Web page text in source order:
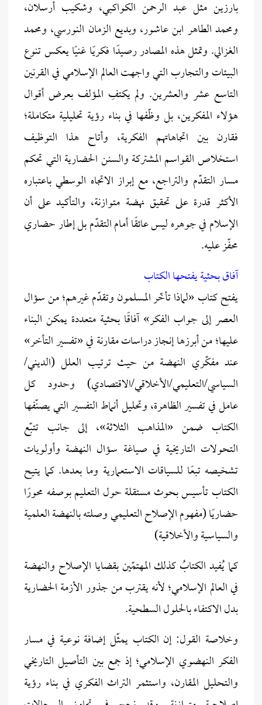
بارزين مثل عبد الرحمن الكواكبي، وشكيب أرسلان،
ومحمد الطاهر ابن عاشور، وبديع الزمان النورسي، ومحمد
الغزالي. وتمثل هذه المصادر رصيدًا فكريًا غنيًا يعكس تنوع
البيئات والتجارب التي واجهت العالم الإسلامي في القرنين
التاسع عشر والعشرين. ولم يكتفِ المؤلف بعرض أقوال
هؤلاء المفكرين، بل وظّفها في بناء رؤية تحليلية متكاملة؛
فقارن بين اتجاهاتهم الفكرية، وأتاح هذا التوظيف
استخلاص القواسم المشتركة والسنن الحضارية التي تحكم
مسار التقدّم والتراجع، مع إبراز الاتجاه الوسطي باعتباره
الأكثر قدرة على تحقيق نهضة متوازنة، والتأكيد على أن
الإسلام في جوهره ليس عائقًا أمام التقدّم بل إطار حضاري
محفّز عليه.
آفاق بحثية يفتحها الكتاب
يفتح كتاب «لماذا تأخّر المسلمون وتقدّم غيرهم؛ من سؤال
العصر إلى جواب الفكر» آفاقًا بحثية متعددة يمكن البناء
عليها؛ من أبرزها إنجاز دراسات مقارنة في «تفسير التأخر»
عند مفكّري النهضة من حيث ترتيب العلل (الديني/
السياسي/التعليمي/الأخلاقي/الاقتصادي) وحدود كل
عامل في تفسير الظاهرة، وتحليل أنماط التفسير التي يصنّفها
الكتاب ضمن «المذاهب الثلاثة»، إلى جانب تتبّع
التحولات التاريخية في صياغة سؤال النهضة وأولويات
تشخيصه تبعًا للسياقات الاستعمارية وما بعدها. كما يتيح
الكتاب تأسيس بحوث مستقلة حول التعليم بوصفه محورًا
حضاريًا (مفهوم الإصلاح التعليمي وصلته بالنهضة العلمية
والسياسية والأخلاقية)
كما يُفيد الكتابُ كذلك المهتمّين بقضايا الإصلاح والنهضة
في العالم الإسلامي؛ لأنه يقترب من جذور الأزمة الحضارية
بدل الاكتفاء بالحلول السطحية.
وخلاصة القول: إن الكتاب يمثّل إضافة نوعية في مسار
الفكر النهضوي الإسلامي؛ إذ جمع بين التأصيل التاريخي
والتحليل المقارن، واستثمر التراث الفكري في بناء رؤية